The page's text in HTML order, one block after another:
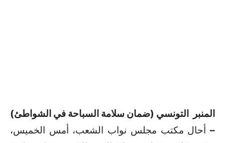
المنبر التونسي (ضمان سلامة السباحة في الشواطئ)
– أحال مكتب مجلس نواب الشعب، أمس الخميس،